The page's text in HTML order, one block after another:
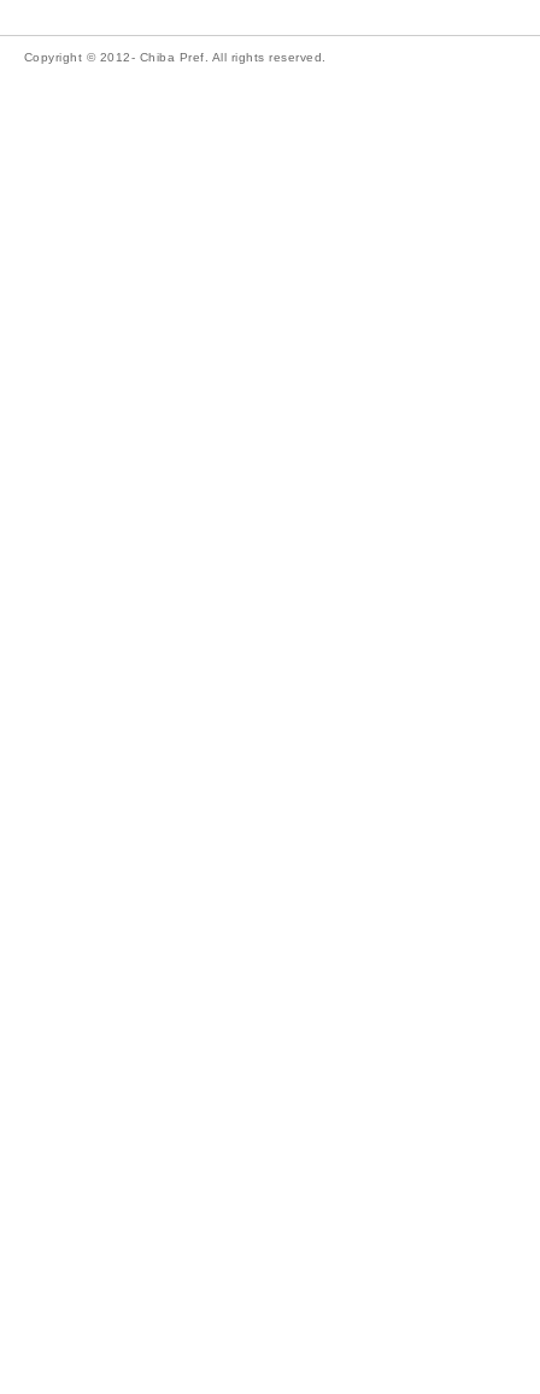
Copyright © 2012- Chiba Pref. All rights reserved.